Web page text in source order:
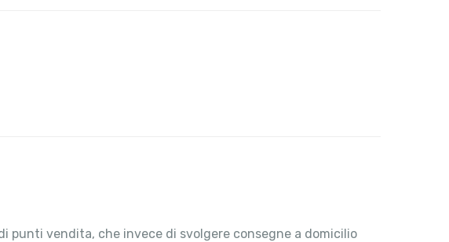
punti vendita, che invece di svolgere consegne a domicilio